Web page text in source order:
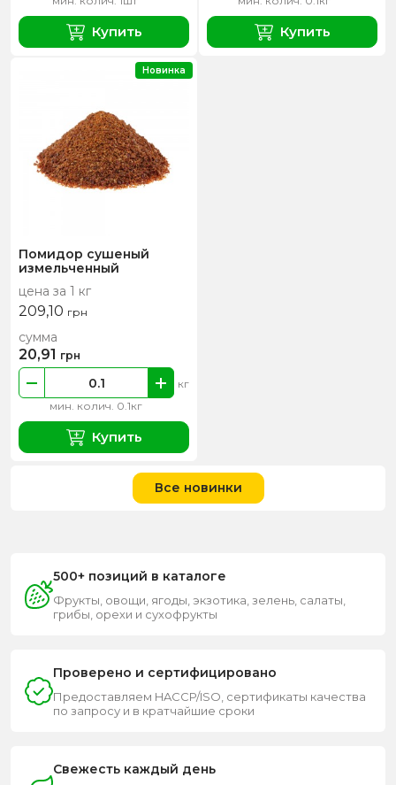
Купить Купить
Помидор сушеный
измельченный
цена за 1 кг
209,10 грн
мин. колич. 0.1кг
кг
сумма
20,91 грн
Купить
Новинка
Все новинки
500+ позиций в каталоге
Фрукты, овощи, ягоды, экзотика, зелень, салаты,
грибы, орехи и сухофрукты
Проверено и сертифицировано
Предоставляем HACCP/ISO, сертификаты качества
по запросу и в кратчайшие сроки
Свежесть каждый день